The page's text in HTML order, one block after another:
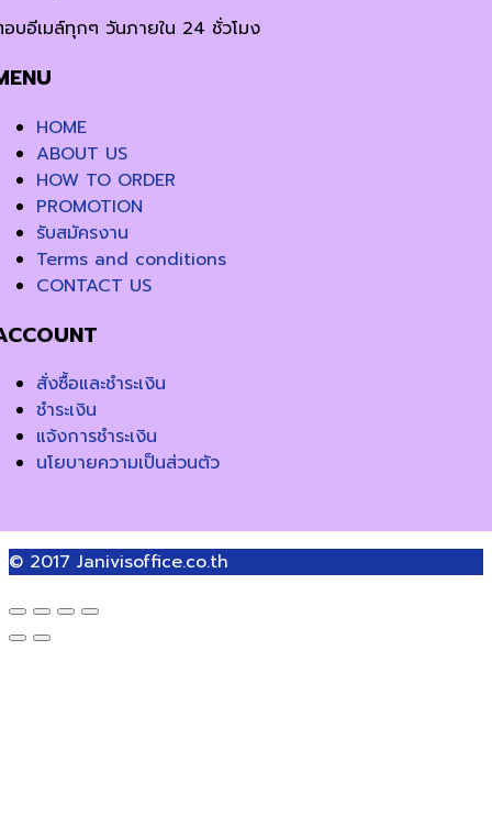
บอีเมล์ทุกๆ วันภายใน 24 ชั่วโมง
HOME
ABOUT US
HOW TO ORDER
PROMOTION
รับสมัครงาน
Terms and conditions
CONTACT US
สั่งซื้อและชำระเงิน
ชำระเงิน
แจ้งการชำระเงิน
นโยบายความเป็นส่วนตัว
© 2017 Janivisoffice.co.th